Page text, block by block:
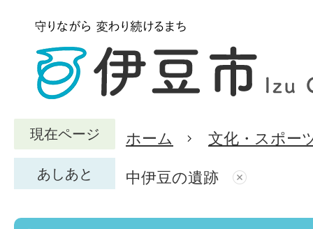
現在ページ ホーム 文化・スポー
あしあと 中伊豆の遺跡